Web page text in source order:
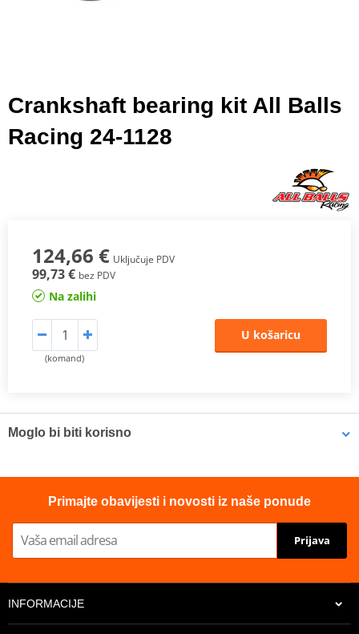
Crankshaft bearing kit All Balls
Racing 24-1128
124,66 € Uključuje PDV
99,73 € bez PDV
Na zalihi
(komand)
U košaricu
Moglo bi biti korisno
Primajte obavijesti i novosti iz naše ponude
Prijava
INFORMACIJE